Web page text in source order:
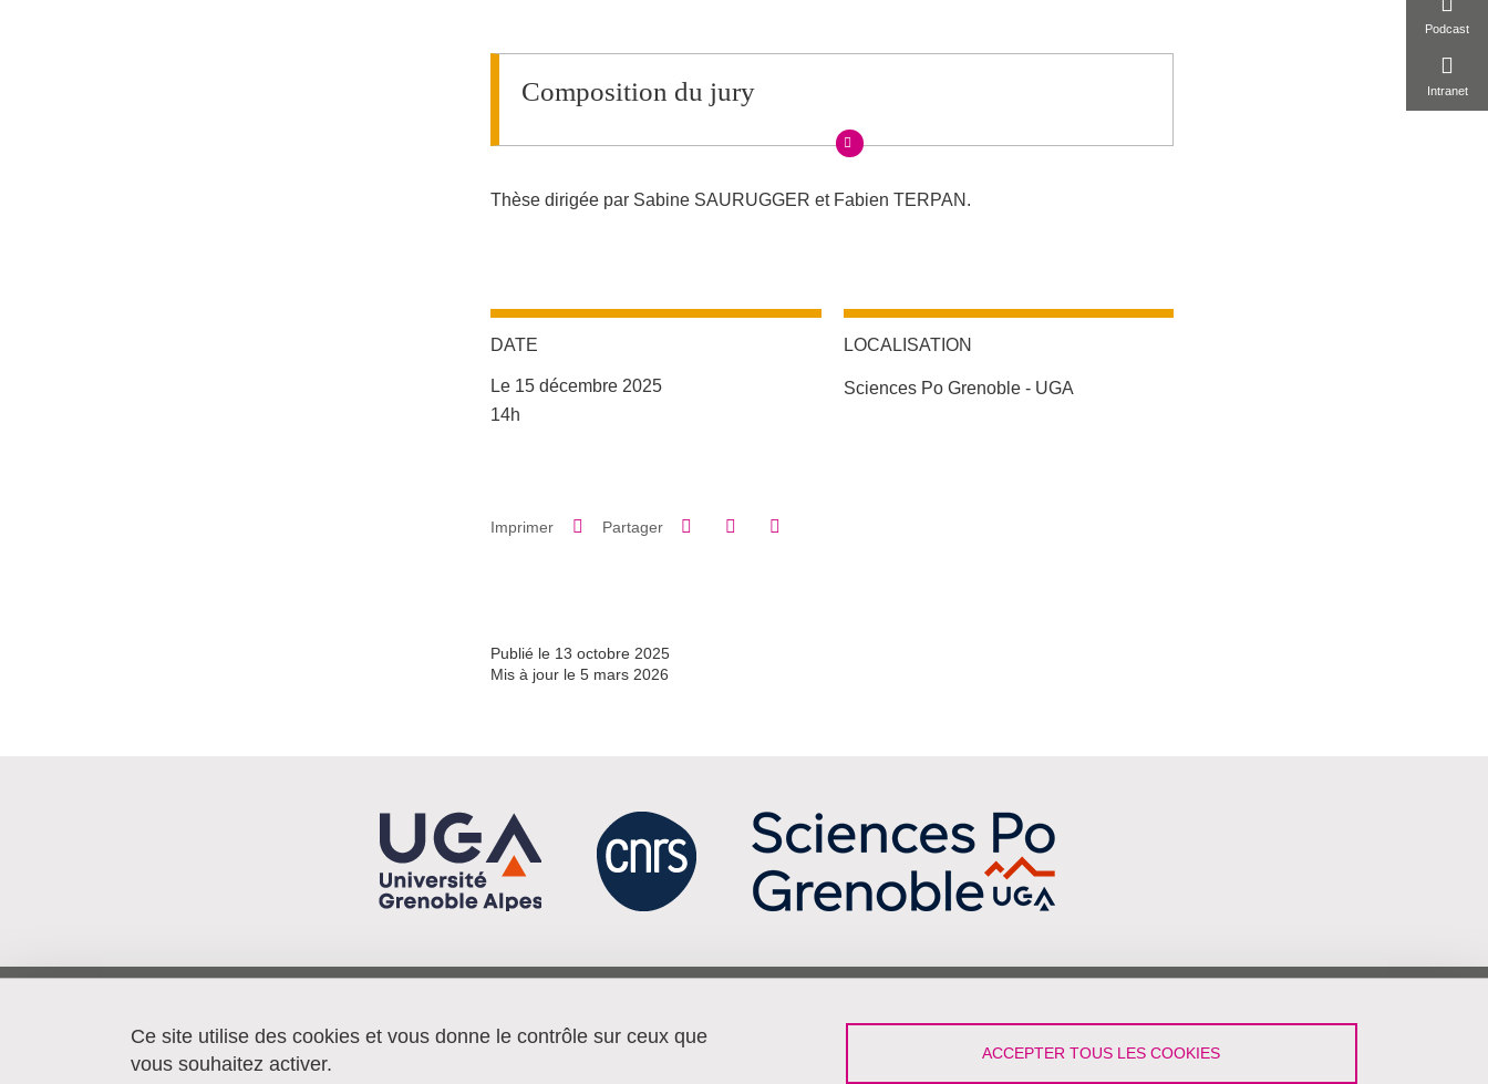
Podcast
Intranet
Composition du jury
Thèse dirigée par Sabine SAURUGGER et Fabien TERPAN.
DATE
Le 15 décembre 2025
Complément date
14h
LOCALISATION
Sciences Po Grenoble - UGA
Imprimer Partager Partager sur Facebook
Partager sur LinkedIn
Publié le 13 octobre 2025
Mis à jour le 5 mars 2026
38040 Grenoble cedex 9
France
Menu footer
Travailler à Pacte
LinkedIn
Ce site utilise des cookies et vous donne le contrôle sur ceux que
vous souhaitez activer.
ACCEPTER TOUS LES COOKIES